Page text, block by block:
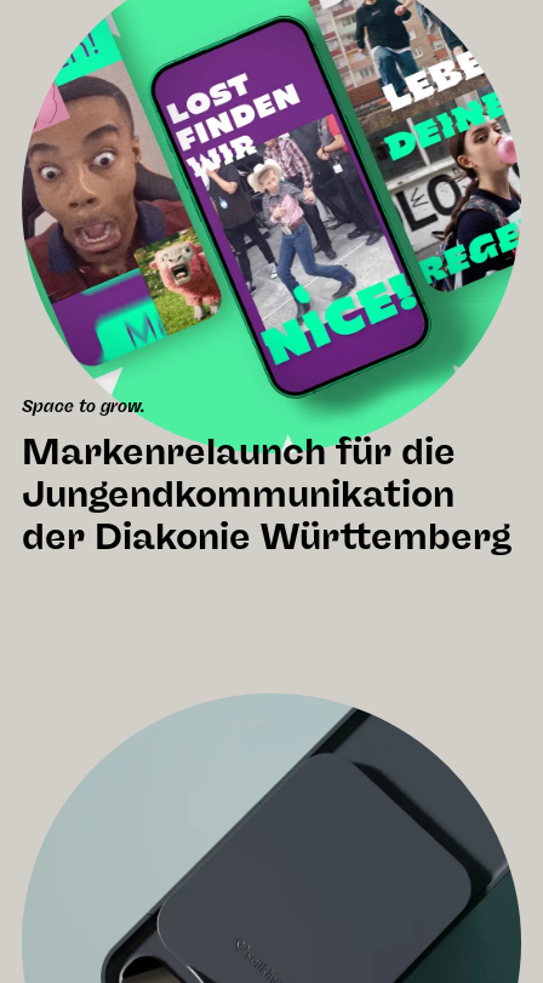
Space to grow.
Markenrelaunch für die
Jungendkommunikation
der Diakonie Württemberg